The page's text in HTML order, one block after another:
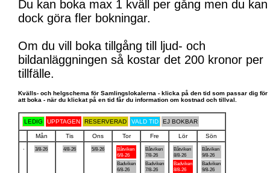
Du kan boka max 1 kväll per gång men du kan
dock göra fler bokningar.
Om du vill boka tillgång till ljud- och
bildanläggningen så kostar det 200 kronor per
tillfälle.
Kvälls- och helgschema för Samlingslokalerna - klicka på den tid som passar dig för
att boka - när du klickat på en tid får du information om kostnad och tillval.
LEDIG UPPTAGEN RESERVERAD VALD TID EJ BOKBAR
Mån Tis Ons Tor Fre Lör
Sön
3/8-26 4/8-26 5/8-26
Båtviken
6/8-26
Badviken
6/8-26
Båtviken
7/8-26
Badviken
7/8-26
Båtviken
8/8-26
Badviken
8/8-26
Båtviken
9/8-26
Badviken
9/8-26